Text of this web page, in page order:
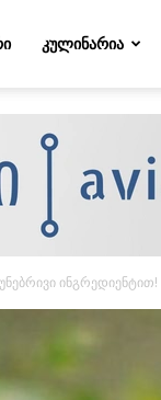
ᲙᲣᲚᲘᲜᲐᲠᲘᲐ
ინგრედიენტით!